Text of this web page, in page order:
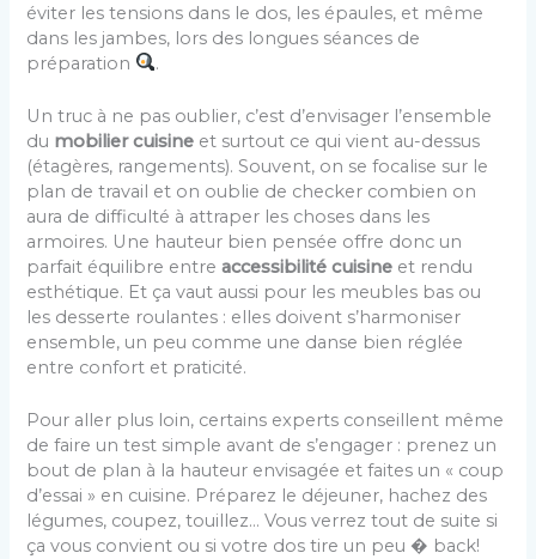
éviter les tensions dans le dos, les épaules, et même
dans les jambes, lors des longues séances de
préparation
.
Un truc à ne pas oublier, c’est d’envisager l’ensemble
du mobilier cuisine et surtout ce qui vient au-dessus
(étagères, rangements). Souvent, on se focalise sur le
plan de travail et on oublie de checker combien on
aura de difficulté à attraper les choses dans les
armoires. Une hauteur bien pensée offre donc un
parfait équilibre entreaccessibilité cuisine et rendu
esthétique. Et ça vaut aussi pour les meubles bas ou
les desserte roulantes : elles doivent s’harmoniser
ensemble, un peu comme une danse bien réglée
entre confort et praticité.
Pour aller plus loin, certains experts conseillent même
de faire un test simple avant de s’engager : prenez un
bout de plan à la hauteur envisagée et faites un « coup
d’essai » en cuisine. Préparez le déjeuner, hachez des
légumes, coupez, touillez… Vous verrez tout de suite si
ça vous convient ou si votre dos tire un peu � back!